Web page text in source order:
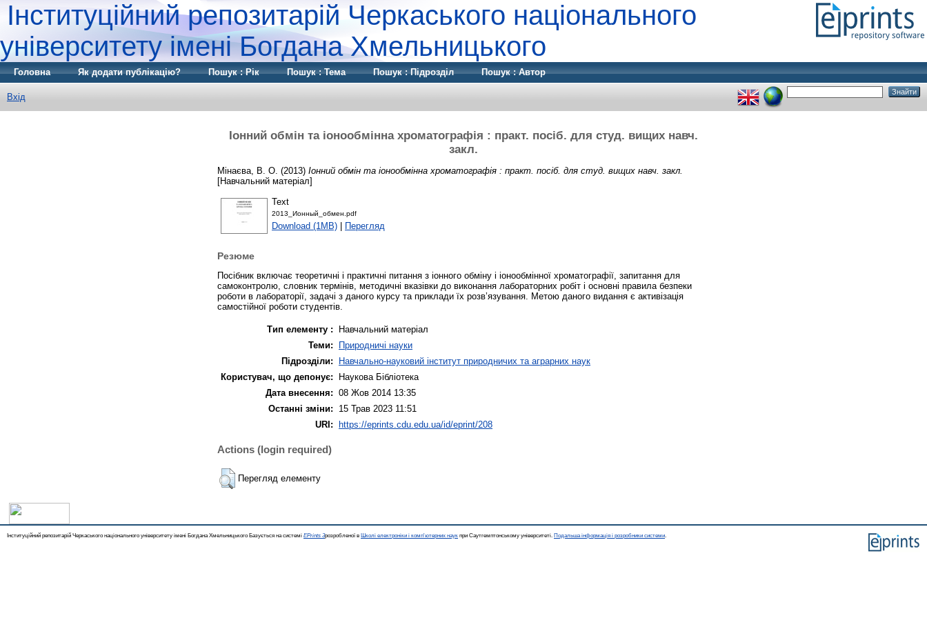
Інституційний репозитарій Черкаського національного
університету імені Богдана Хмельницького
Головна Як додати публікацію? Пошук : Рік Пошук : Тема Пошук : Підрозділ Пошук : Автор
Вхід
Іонний обмін та іонообмінна хроматографія : практ. посіб. для студ. вищих навч.
закл.
Мінаєва, В. О. (2013) Іонний обмін та іонообмінна хроматографія : практ. посіб. для студ. вищих навч. закл.
[Навчальний матеріал]
Text
2013_Ионный_обмен.pdf
Download (1MB) Перегляд
Резюме
Посібник включає теоретичні і практичні питання з іонного обміну і іонообмінної хроматографії, запитання для
самоконтролю, словник термінів, методичні вказівки до виконання лабораторних робіт і основні правила безпеки
роботи в лабораторії, задачі з даного курсу та приклади їх розв’язування. Метою даного видання є активізація
самостійної роботи студентів.
Тип елементу :
Навчальний матеріал
Теми:
Природничі науки
Підрозділи:
Навчально-науковий інститут природничих та аграрних наук
Користувач, що депонує:
Наукова Бібліотека
Дата внесення: 08 Жов 2014 13:35
Останні зміни:
15 Трав 2023 11:51
URI: https://eprints.cdu.edu.ua/id/eprint/208
Actions (login required)
Перегляд елементу
Інституційний репозитарій Черкаського національного університету імені Богдана Хмельницького Базується на системі EPrints 3розробленої в Школі електроніки і комп'ютерних наук при Саутгемптонському університеті. Подальша інформація і розробники системи